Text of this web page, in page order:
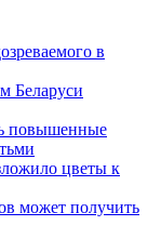
в
Беларуси
повышенные
цветы к
может получить